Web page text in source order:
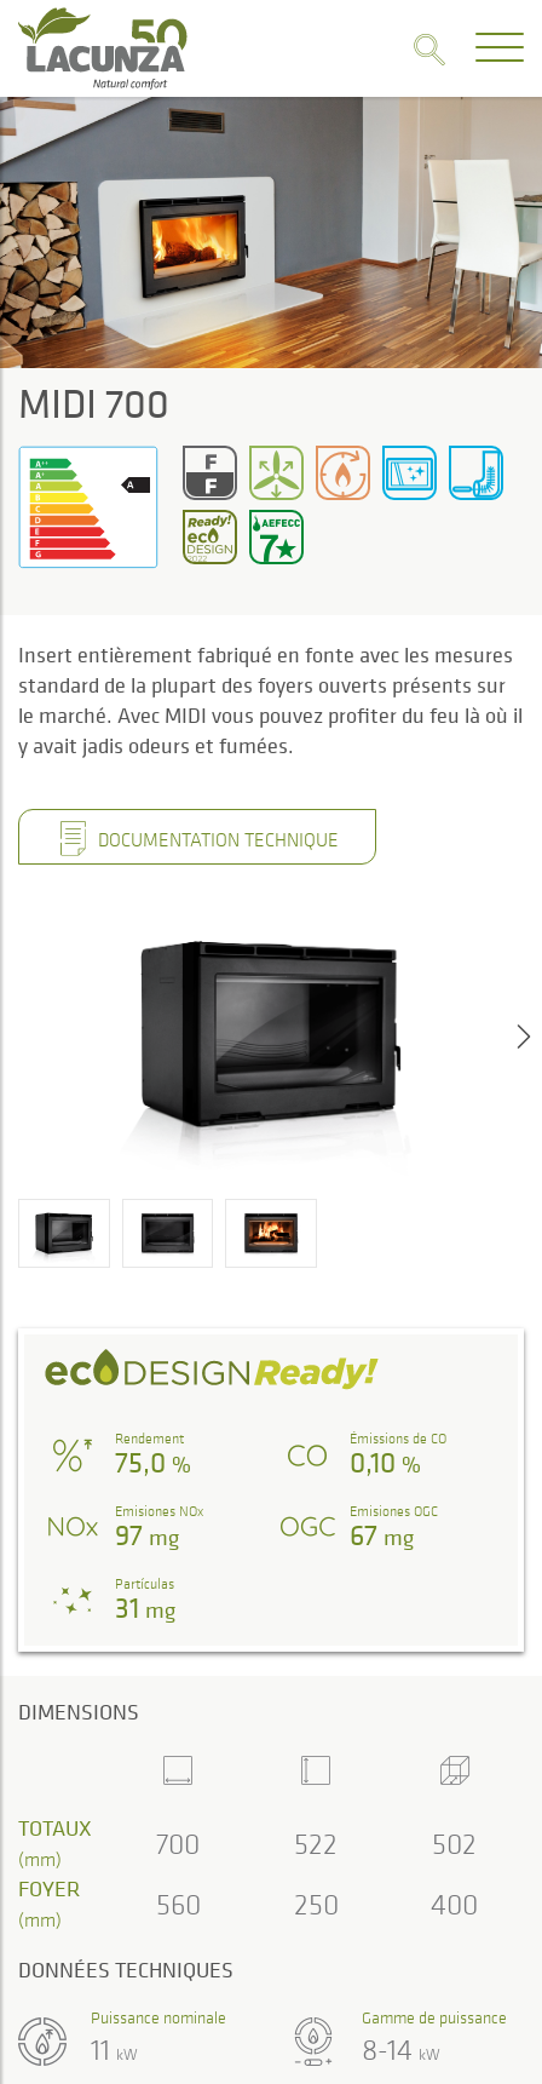
MIDI 700
Insert entièrement fabriqué en fonte avec les mesures
standard de la plupart des foyers ouverts présents sur
le marché. Avec MIDI vous pouvez profiter du feu là où il
y avait jadis odeurs et fumées.
DOCUMENTATION TECHNIQUE
Rendement
75,0 %
Émissions de CO
0,10 %
Emisiones NOx
97 mg
Emisiones OGC
67 mg
Partículas
31 mg
DIMENSIONS
TOTAUX
(mm) 700 522 502
FOYER
(mm) 560 250 400
DONNÉES TECHNIQUES
Gamme de puissance
8-14 kW
Puissance nominale
11 kW